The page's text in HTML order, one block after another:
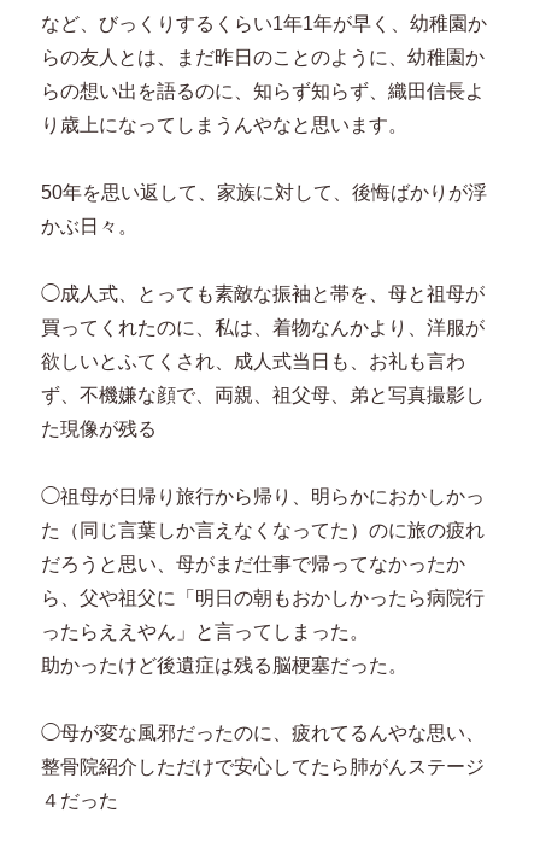
など、びっくりするくらい1年1年が早く、幼稚園か
らの友人とは、まだ昨日のことのように、幼稚園か
らの想い出を語るのに、知らず知らず、織田信長よ
り歳上になってしまうんやなと思います。
50年を思い返して、家族に対して、後悔ばかりが浮
かぶ日々。
◯成人式、とっても素敵な振袖と帯を、母と祖母が
買ってくれたのに、私は、着物なんかより、洋服が
欲しいとふてくされ、成人式当日も、お礼も言わ
ず、不機嫌な顔で、両親、祖父母、弟と写真撮影し
た現像が残る
◯祖母が日帰り旅行から帰り、明らかにおかしかっ
た（同じ言葉しか言えなくなってた）のに旅の疲れ
だろうと思い、母がまだ仕事で帰ってなかったか
ら、父や祖父に「明日の朝もおかしかったら病院行
ったらええやん」と言ってしまった。
助かったけど後遺症は残る脳梗塞だった。
◯母が変な風邪だったのに、疲れてるんやな思い、
整骨院紹介しただけで安心してたら肺がんステージ
４だった